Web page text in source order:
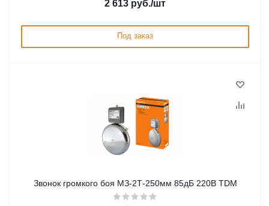
2 613 руб./шт
Под заказ
Звонок громкого боя МЗ-2Т-250мм 85дБ 220В TDM